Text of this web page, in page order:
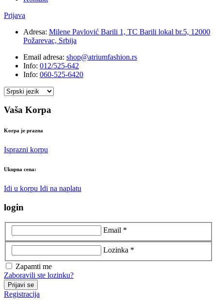
Prijava
Adresa: Milene Pavlović Barili 1, TC Barili lokal br.5, 12000
Požarevac, Srbija
Email adresa: shop@atriumfashion.rs
Info: 012/525-642
Info: 060-525-6420
Vaša Korpa
Korpa je prazna
Isprazni korpu
Ukupna cena:
Idi u korpu Idi na naplatu
login
Email *
Lozinka *
Zapamti me
Zaboravili ste lozinku?
Prijavi se
Registracija